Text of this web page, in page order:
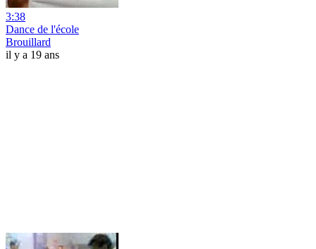
3:38
Dance de l'école
Brouillard
il y a 19 ans